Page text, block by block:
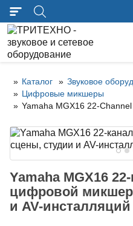
Каталог Звуковое
Цифровые микшеры
Yamaha MGX16 22-
Yamaha MGX16
цифровой
и AV-инсталляций